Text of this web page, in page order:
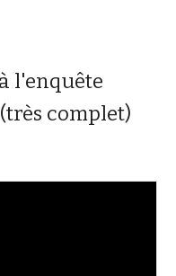
à l'enquête
(très complet)